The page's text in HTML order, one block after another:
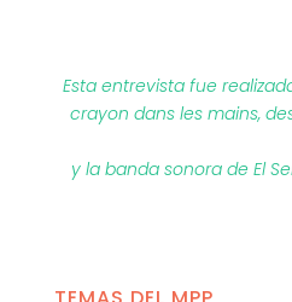
Esta entrevista fue
crayon dans les mains,
y la banda sonora de El